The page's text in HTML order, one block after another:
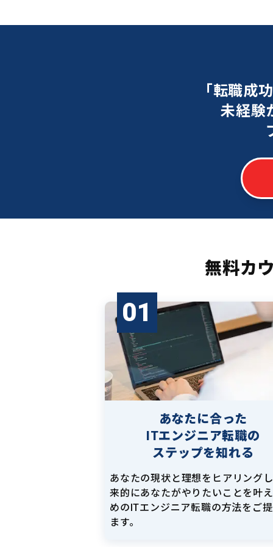
「転職成
未経験
無料カ
01
あなたに合った
ITエンジニア転職の
ステップを知れる
あなたの現状と理想をヒアリング
来的にあなたがやりたいことを叶
めのITエンジニア転職の方法をご
ます。